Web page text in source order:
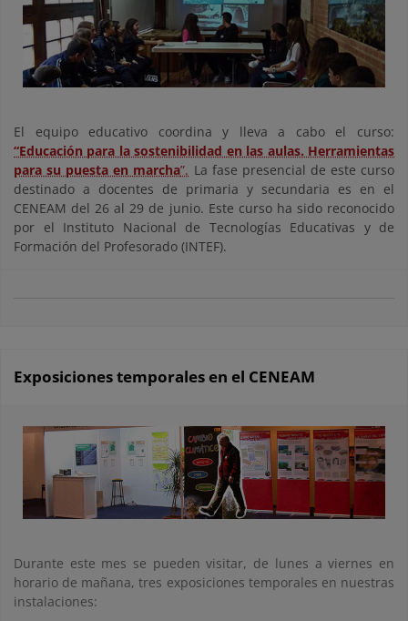
El equipo educativo coordina y lleva a cabo el curso:
“Educación para la sostenibilidad en las aulas. Herramientas
para su puesta en marcha”. La fase presencial de este curso
destinado a docentes de primaria y secundaria es en el
CENEAM del 26 al 29 de junio. Este curso ha sido reconocido
por el Instituto Nacional de Tecnologías Educativas y de
Formación del Profesorado (INTEF).
Exposiciones temporales en el CENEAM
Durante este mes se pueden visitar, de lunes a viernes en
horario de mañana, tres exposiciones temporales en nuestras
instalaciones: